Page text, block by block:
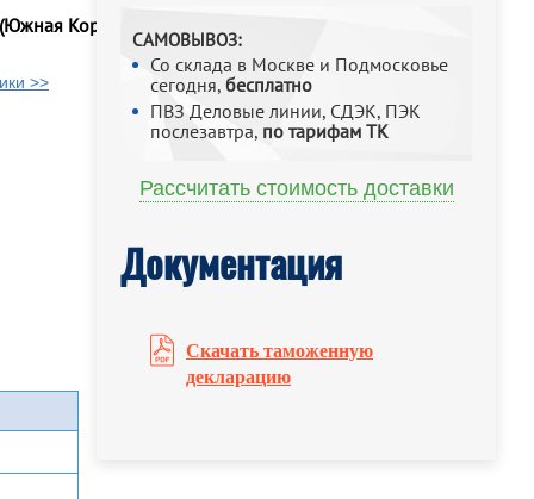
САМОВЫВОЗ:
Со склада в Москве и Подмосковье
сегодня, бесплатно
ПВЗ Деловые линии, СДЭК, ПЭК
послезавтра, по тарифам ТК
Рассчитать стоимость доставки
Документация
Скачать таможенную
декларацию
Корея)
>>